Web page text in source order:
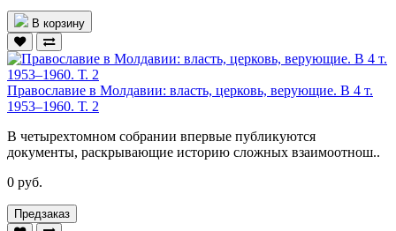
В корзину
Православие в Молдавии: власть, церковь, верующие. В 4 т.
1953–1960. Т. 2
В четырехтомном собрании впервые публикуются
документы, раскрывающие историю сложных взаимоотнош..
0 руб.
Предзаказ